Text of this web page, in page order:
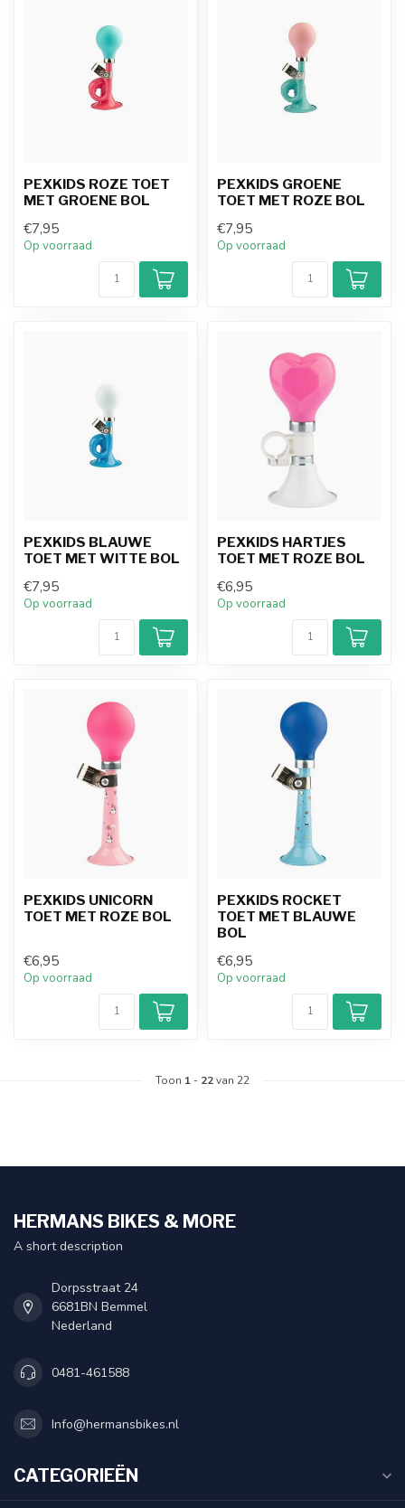
PEXKIDS ROZE TOET
MET GROENE BOL
€7,95
Op voorraad
PEXKIDS GROENE
TOET MET ROZE BOL
€7,95
Op voorraad
PEXKIDS BLAUWE
TOET MET WITTE BOL
€7,95
Op voorraad
PEXKIDS HARTJES
TOET MET ROZE BOL
€6,95
Op voorraad
PEXKIDS UNICORN
TOET MET ROZE BOL
€6,95
Op voorraad
PEXKIDS ROCKET
TOET MET BLAUWE
BOL
€6,95
Op voorraad
Toon 1 - 22van 22
HERMANS BIKES & MORE
A short description
Dorpsstraat 24
6681BN Bemmel
Nederland
0481-461588
Info@hermansbikes.nl
CATEGORIEËN